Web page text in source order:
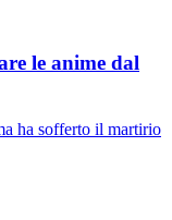
le anime dal
ha sofferto il martirio